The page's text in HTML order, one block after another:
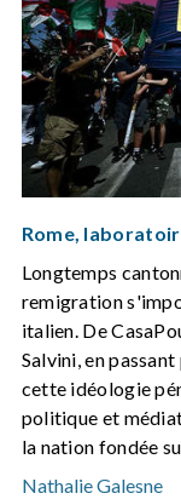
Rome,
Longtemps
remigration
italien. De
Salvini, en
cette idéologie
politique et
la nation fondée
Nathalie Galesne